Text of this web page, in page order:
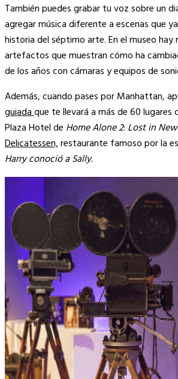
También puedes grabar tu voz sobre un
agregar música diferente a escenas que
historia del séptimo arte. En el museo hay
artefactos que muestran cómo ha
de los años con cámaras y equipos de
Además, cuando pases por Manhattan,
guiadaque te llevará a más de 60 lugares
Plaza Hotel de Home Alone 2: Lost in
Delicatessen,restaurante famoso por la
Harry conoció a Sally.